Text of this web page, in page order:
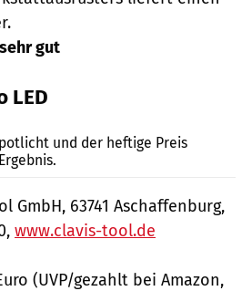
gut
LED
und der heftige Preis
GmbH, 63741 Aschaffenburg,
www.clavis-tool.de
(UVP/gezahlt bei Amazon,